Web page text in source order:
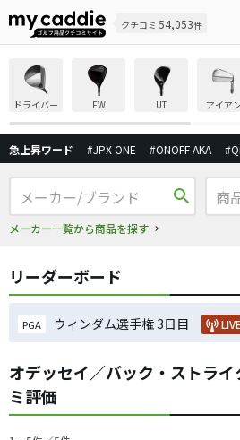
クチコミ 54,053件
ドライバー FW UT アイアン
急上昇ワード #JPX ONE #ONOFF AKA
search
メーカー一覧から商品を探す
リーダーボード
PGA ウィンダム選手権 3日目 LIVE
オデッセイ／バック・ストラ
ミ評価